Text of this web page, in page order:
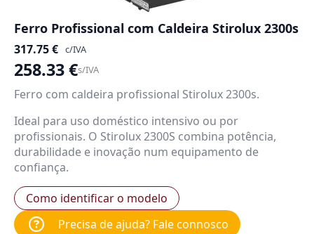
Ferro Profissional com Caldeira Stirolux 2300s
317.75€ c/IVA
258.33€s/IVA
Ferro com caldeira profissional Stirolux 2300s.
Ideal para uso doméstico intensivo ou por
profissionais. O Stirolux 2300S combina potência,
durabilidade e inovação num equipamento de
confiança.
Como identificar o modelo
Precisa de ajuda? Fale connosco